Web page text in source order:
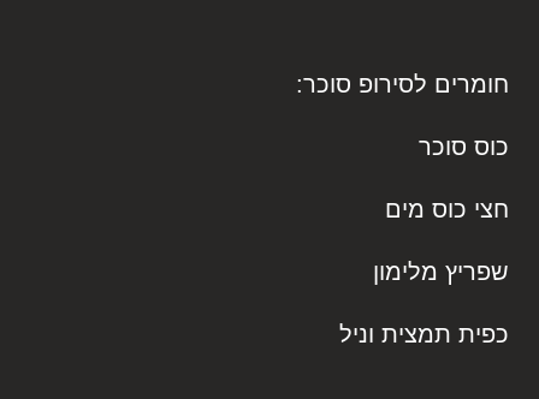
חומרים לסירופ סוכר:
כוס סוכר
חצי כוס מים
שפריץ מלימון
כפית תמצית וניל